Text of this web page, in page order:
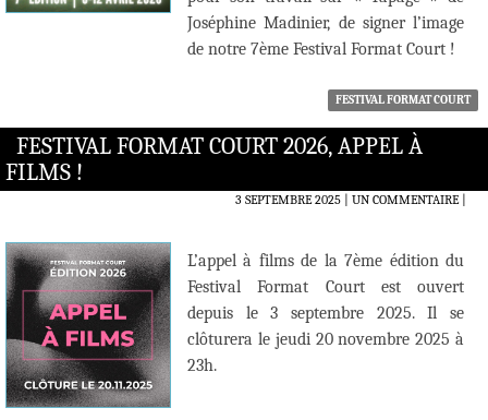
Joséphine Madinier, de signer l’image
de notre 7ème Festival Format Court !
FESTIVAL FORMAT COURT
FESTIVAL FORMAT COURT 2026, APPEL À
FILMS !
3 SEPTEMBRE 2025 UN COMMENTAIRE|
L’appel à films de la 7ème édition du
Festival Format Court est ouvert
depuis le 3 septembre 2025. Il se
clôturera le jeudi 20 novembre 2025 à
23h.